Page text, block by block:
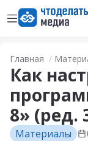
Открыть меню
Главная
Как
8» (ред.
Материалы